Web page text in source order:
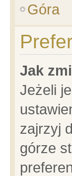
Góra
Jak
Jeżeli
zajrzyj
górze